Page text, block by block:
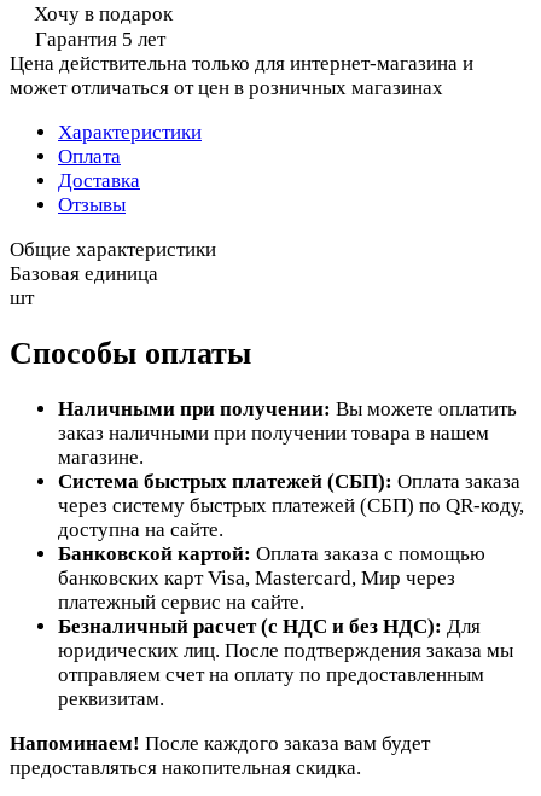
Хочу в подарок
Гарантия 5 лет
Цена действительна только для интернет-магазина и
может отличаться от цен в розничных магазинах
Характеристики
Оплата
Доставка
Отзывы
Общие характеристики
Базовая единица
шт
Способы оплаты
Наличными при получении: Вы можете оплатить
заказ наличными при получении товара в нашем
магазине.
Система быстрых платежей (СБП): Оплата заказа
через систему быстрых платежей (СБП) по QR-коду,
доступна на сайте.
Банковской картой: Оплата заказа с помощью
банковских карт Visa, Mastercard, Мир через
платежный сервис на сайте.
Безналичный расчет (с НДС и без НДС): Для
юридических лиц. После подтверждения заказа мы
отправляем счет на оплату по предоставленным
реквизитам.
Напоминаем! После каждого заказа вам будет
предоставляться накопительная скидка.